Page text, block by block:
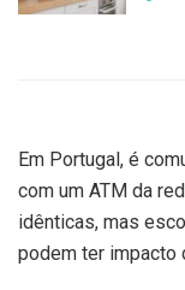
Em Portugal, é
com um ATM da
idênticas, mas
podem ter impacto